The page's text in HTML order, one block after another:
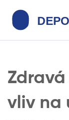
vliv na